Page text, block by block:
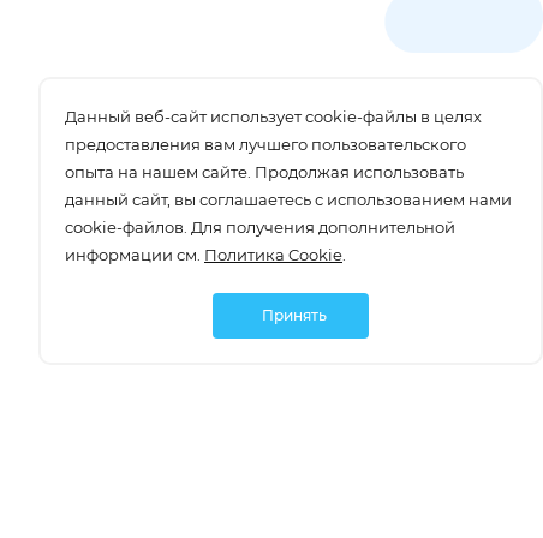
Данный веб-сайт использует cookie-файлы в целях
предоставления вам лучшего пользовательского
опыта на нашем сайте. Продолжая использовать
данный сайт, вы соглашаетесь с использованием нами
cookie-файлов. Для получения дополнительной
информации см. Политика Cookie
Принять